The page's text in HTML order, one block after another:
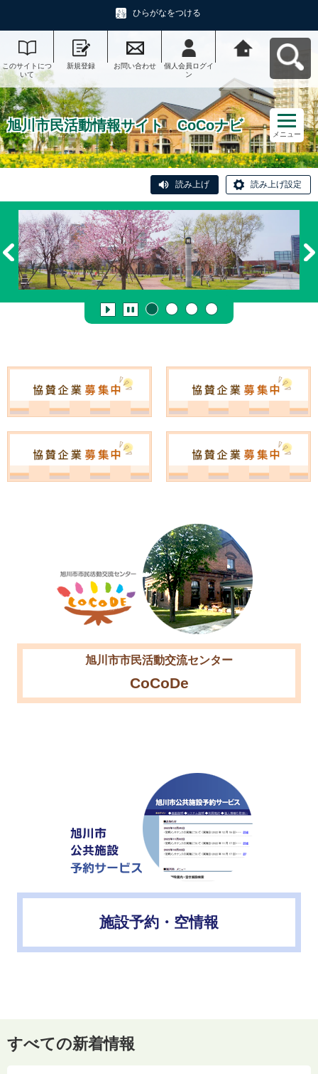
ひらがなをつける
このサイトにつ
いて
新規登録 お問い合わせ
個人会員ログイ
ン
ナビへ戻る
旭川市民活動情報サイト CoCoナビ
メニュー
読み上げ 読み上げ設定
旭川市市民活動交流センター
CoCoDe
施設予約・空情報
すべての新着情報